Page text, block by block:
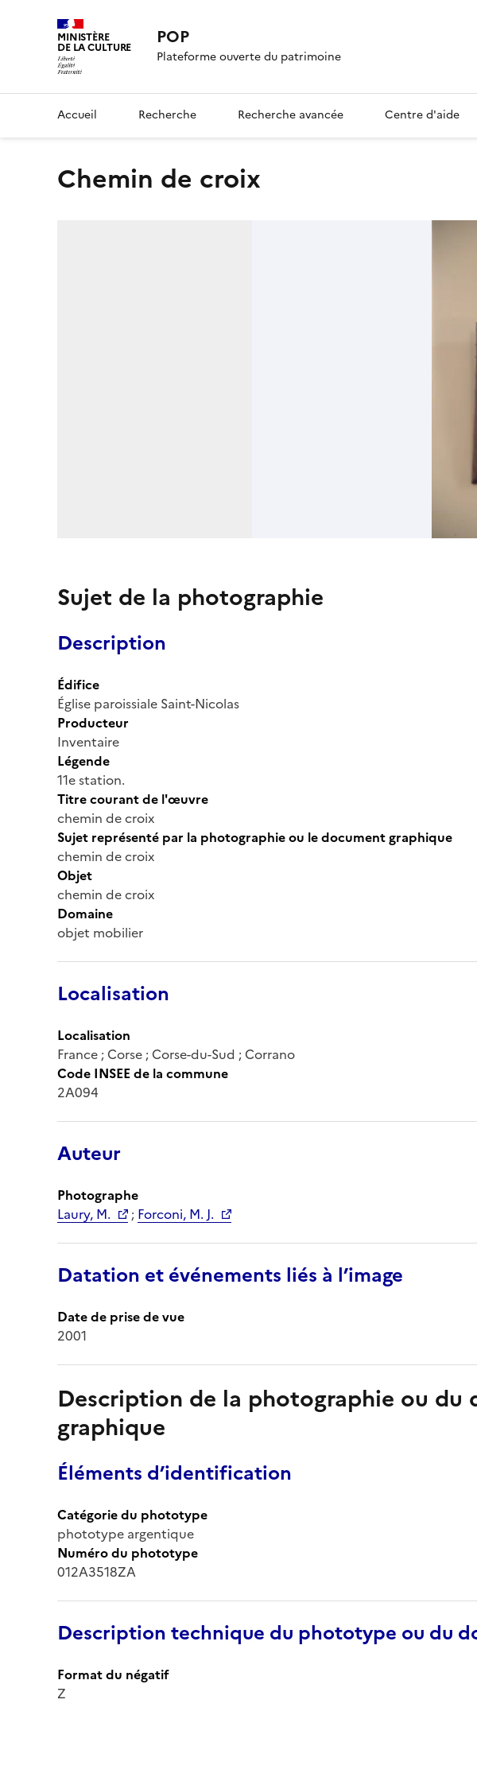
MINISTÈRE
DE LA CULTURE POP
Plateforme ouverte du patrimoine
Accueil Recherche Recherche avancée Centre d'aide
chemin de croix
Sujet de la photographie
Description
Édifice
Église paroissiale Saint-Nicolas
Producteur
Inventaire
Légende
11e station.
Titre courant de l'œuvre
chemin de croix
Sujet représenté par la photographie ou le document graphique
chemin de croix
Objet
chemin de croix
Domaine
objet mobilier
Localisation
Localisation
France ; Corse ; Corse-du-Sud ; Corrano
Code INSEE de la commune
2A094
Auteur
Photographe
Laury, M.
; Forconi, M. J.
Datation et événements liés à l’image
Date de prise de vue
2001
Description de la photographie ou du
graphique
Éléments d’identification
Catégorie du phototype
phototype argentique
Numéro du phototype
012A3518ZA
Description technique du phototype ou du
Format du négatif
Z